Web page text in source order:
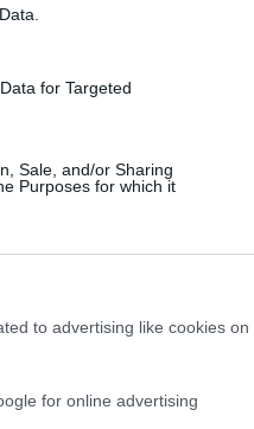
for Targeted
Sale, and/or Sharing
Purposes for which it
to advertising like cookies on
for online advertising